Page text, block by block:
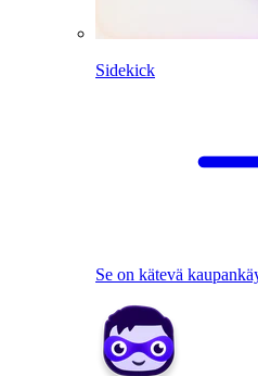
Sidekick
Se on kätevä